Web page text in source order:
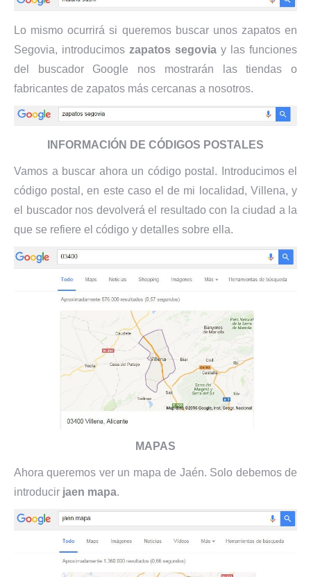
Lo mismo ocurrirá si queremos buscar unos zapatos en
Segovia, introducimos zapatos segovia y las funciones
del buscador Google nos mostrarán las tiendas o
fabricantes de zapatos más cercanas a nosotros.
INFORMACIÓN DE CÓDIGOS POSTALES
Vamos a buscar ahora un código postal. Introducimos el
código postal, en este caso el de mi localidad, Villena, y
el buscador nos devolverá el resultado con la ciudad a la
que se refiere el código y detalles sobre ella.
MAPAS
Ahora queremos ver un mapa de Jaén. Solo debemos de
introducir jaen mapa.